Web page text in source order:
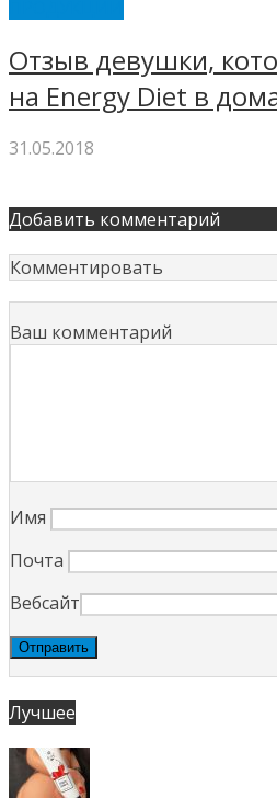
Отзыв девушки,
на Energy Diet в
31.05.2018
Добавить комментарий
Комментировать
Ваш комментарий
Имя
Почта
Вебсайт
Лучшее